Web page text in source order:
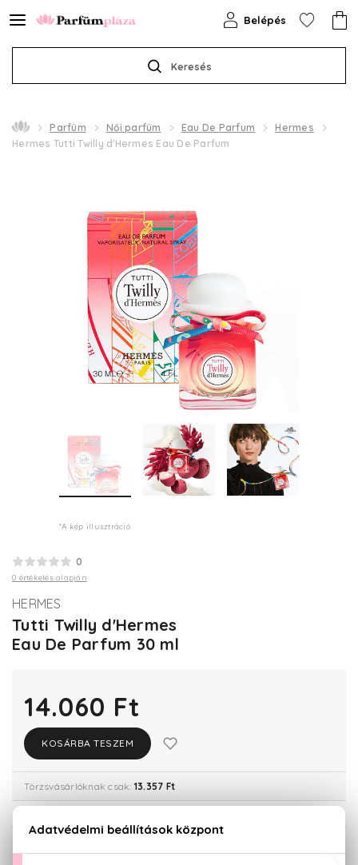
Keresés
Belépés
Parfüm Női parfüm Eau De Parfum
Hermes
Hermes Tutti Twilly d'Hermes Eau De Parfum
*A kép illusztráció
0
0 értékelés alapján
HERMES
Tutti Twilly d'Hermes
Eau De Parfum 30 ml
14.060 Ft
KOSÁRBA TESZEM
Törzsvásárlóknak csak: 13.357 Ft
KISZERELÉS KIVÁLASZTÁSA
30 ml
Teszter 85 ml